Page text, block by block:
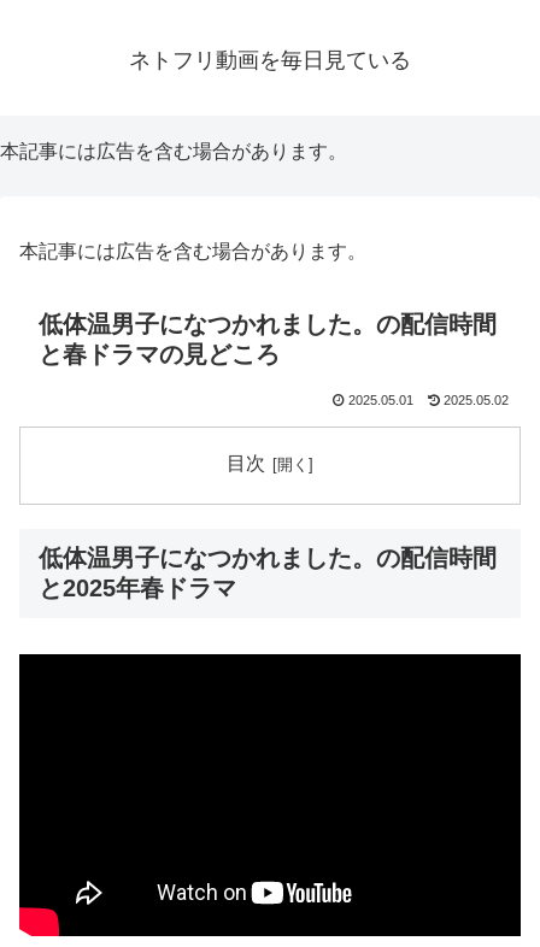
ネトフリ動画を毎日見ている
本記事には広告を含む場合があります。
本記事には広告を含む場合があります。
低体温男子になつかれました。の配信時間
と春ドラマの見どころ
2025.05.01 2025.05.02
目次
低体温男子になつかれました。の配信時間
と2025年春ドラマ